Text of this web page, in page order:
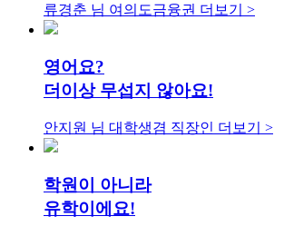
류경춘 님 여의도금융권 더보기 >
영어요?
더이상 무섭지 않아요!
안지원 님 대학생겸 직장인 더보기 >
학원이 아니라
유학이에요!